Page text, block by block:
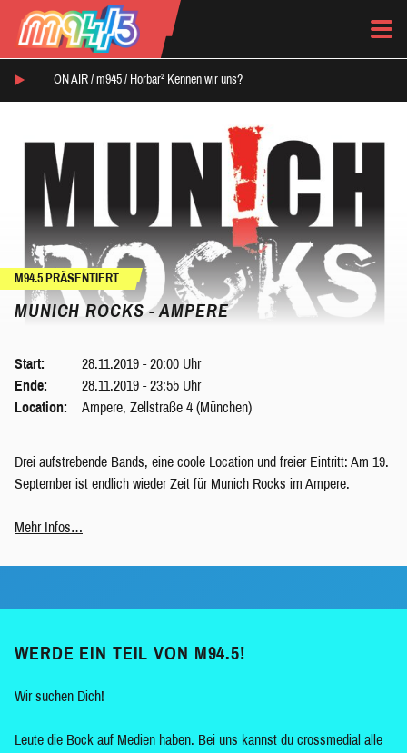
ON AIR / m945 / Hörbar² Kennen wir uns?
M94.5 PRÄSENTIERT
MUNICH ROCKS - AMPERE
Start:
Ende:
Location:
28.11.2019 - 20:00 Uhr
28.11.2019 - 23:55 Uhr
Ampere, Zellstraße 4 (München)
Drei aufstrebende Bands, eine coole Location und freier Eintritt: Am 19.
September ist endlich wieder Zeit für Munich Rocks im Ampere.
Mehr Infos…
WERDE EIN TEIL VON M94.5!
Wir suchen Dich!
Leute die Bock auf Medien haben. Bei uns kannst du crossmedial alle